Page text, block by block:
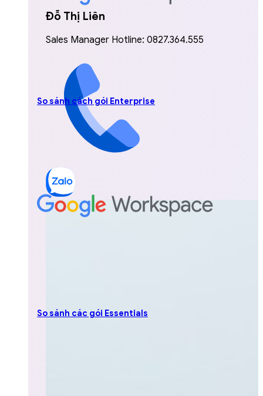
Đỗ Thị Liên
Sales Manager Hotline: 0827.364.555
So sánh cách gói Enterprise
So sánh các gói Essentials